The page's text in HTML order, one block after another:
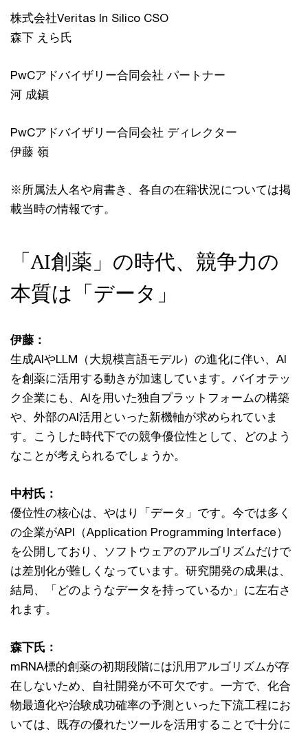
株式会社Veritas In Silico CSO
森下 えら氏
PwCアドバイザリー合同会社 パートナー
河 成鎭
PwCアドバイザリー合同会社 ディレクター
伊藤 嶺
※所属法人名や肩書き、各自の在籍状況については掲
載当時の情報です。
「AI創薬」の時代、競争力の
本質は「データ」
伊藤：
生成AIやLLM（大規模言語モデル）の進化に伴い、AI
を創薬に活用する動きが加速しています。バイオテッ
ク企業にも、AIを用いた独自プラットフォームの構築
や、外部のAI活用といった新機軸が求められていま
す。こうした時代下での競争優位性として、どのよう
なことが考えられるでしょうか。
中村氏：
優位性の核心は、やはり「データ」です。今では多く
の企業がAPI（Application Programming Interface）
を公開しており、ソフトウェアのアルゴリズムだけで
は差別化が難しくなっています。研究開発の成果は、
結局、「どのようなデータを持っているか」に左右さ
れます。
森下氏：
mRNA標的創薬の初期段階には汎用アルゴリズムが存
在しないため、自社開発が不可欠です。一方で、化合
物最適化や治験成功確率の予測といった下流工程にお
いては、既存の優れたツールを活用することで十分に